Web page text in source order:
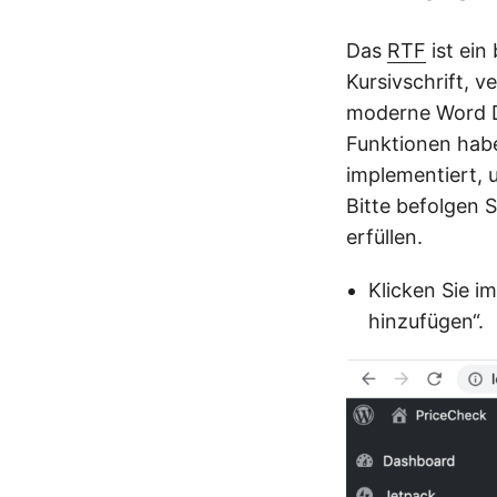
Das RTF ist ein
Kursivschrift,
moderne Word
Funktionen
implementiert,
Bitte befolgen
erfüllen.
Klicken Sie
hinzufügen“.